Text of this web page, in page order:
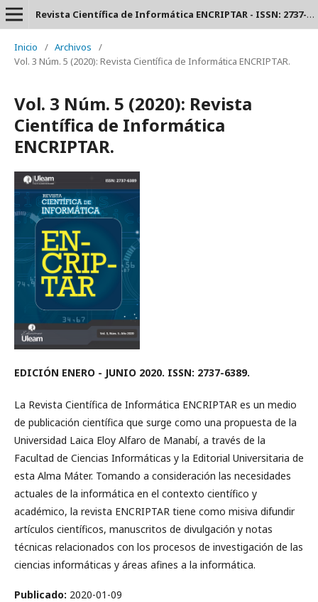
Revista Científica de Informática ENCRIPTAR - ISSN: 2737-6389.
Inicio / Archivos
/
Vol. 3 Núm. 5 (2020): Revista Científica de Informática ENCRIPTAR.
Vol. 3 Núm. 5 (2020): Revista
Científica de Informática
ENCRIPTAR.
EDICIÓN ENERO - JUNIO 2020. ISSN: 2737-6389.
La Revista Científica de Informática ENCRIPTAR es un medio
de publicación científica que surge como una propuesta de la
Universidad Laica Eloy Alfaro de Manabí, a través de la
Facultad de Ciencias Informáticas y la Editorial Universitaria de
esta Alma Máter. Tomando a consideración las necesidades
actuales de la informática en el contexto científico y
académico, la revista ENCRIPTAR tiene como misiva difundir
artículos científicos, manuscritos de divulgación y notas
técnicas relacionados con los procesos de investigación de las
ciencias informáticas y áreas afines a la informática.
Publicado: 2020-01-09